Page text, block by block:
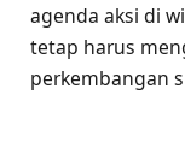
agenda aksi di
tetap harus
perkembangan